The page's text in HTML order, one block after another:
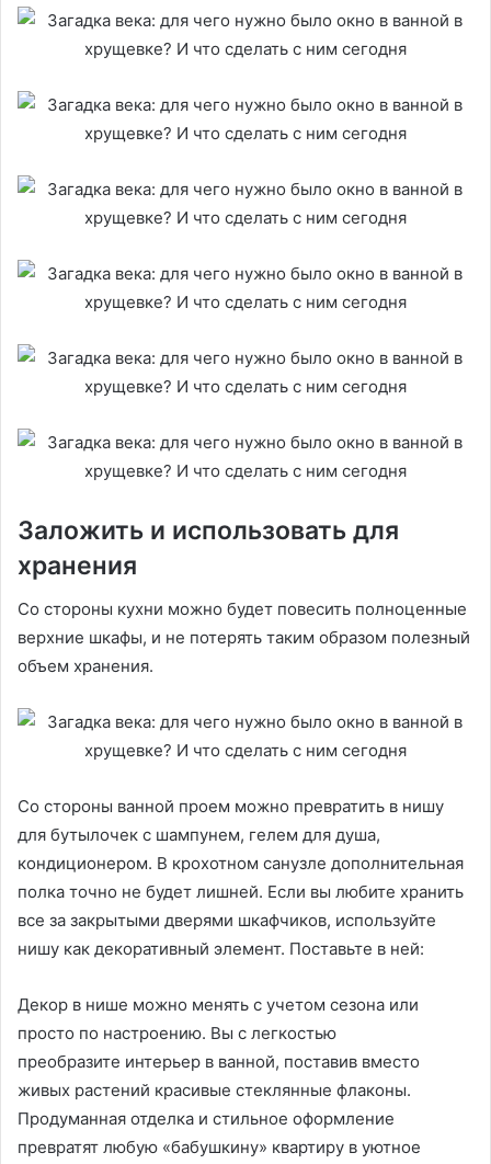
Заложить и использовать для
хранения
Со стороны кухни можно будет повесить полноценные
верхние шкафы, и не потерять таким образом полезный
объем хранения.
Со стороны ванной проем можно превратить в нишу
для бутылочек с шампунем, гелем для душа,
кондиционером. В крохотном санузле дополнительная
полка точно не будет лишней. Если вы любите хранить
все за закрытыми дверями шкафчиков, используйте
нишу как декоративный элемент. Поставьте в ней:
Декор в нише можно менять с учетом сезона или
просто по настроению. Вы с легкостью
преобразите интерьер в ванной, поставив вместо
живых растений красивые стеклянные флаконы.
Продуманная отделка и стильное оформление
превратят любую «бабушкину» квартиру в уютное